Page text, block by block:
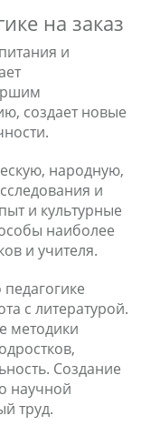
на заказ
и
создает новые
.
народную,
и
и культурные
наиболее
и учителя.
педагогике
с литературой.
методики
Создание
научной
труд.